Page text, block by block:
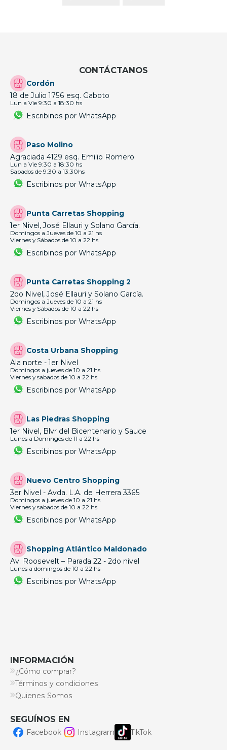
CONTÁCTANOS
Cordón
18 de Julio 1756 esq. Gaboto
Lun a Vie 9:30 a 18:30 hs
Escribinos por WhatsApp
Paso Molino
Agraciada 4129 esq. Emilio Romero
Lun a Vie 9:30 a 18:30 hs
Sabados de 9:30 a 13:30hs
Escribinos por WhatsApp
Punta Carretas Shopping
1er Nivel, José Ellauri y Solano García.
Domingos a Jueves de 10 a 21 hs
Viernes y Sábados de 10 a 22 hs
Escribinos por WhatsApp
Punta Carretas Shopping 2
2do Nivel, José Ellauri y Solano García.
Domingos a Jueves de 10 a 21 hs
Viernes y Sábados de 10 a 22 hs
Escribinos por WhatsApp
Costa Urbana Shopping
Ala norte - 1er Nivel
Domingos a jueves de 10 a 21 hs
Viernes y sabados de 10 a 22 hs
Escribinos por WhatsApp
Las Piedras Shopping
1er Nivel, Blvr del Bicentenario y Sauce
Lunes a Domingos de 11 a 22 hs
Escribinos por WhatsApp
Nuevo Centro Shopping
3er Nivel - Avda. L.A. de Herrera 3365
Domingos a jueves de 10 a 21 hs
Viernes y sabados de 10 a 22 hs
Escribinos por WhatsApp
Shopping Atlántico Maldonado
Av. Roosevelt – Parada 22 - 2do nivel
Lunes a domingos de 10 a 22 hs
Escribinos por WhatsApp
INFORMACIÓN
¿Cómo comprar?
Términos y condiciones
Quienes Somos
SEGUÍNOS EN
Facebook Instagram TikTok